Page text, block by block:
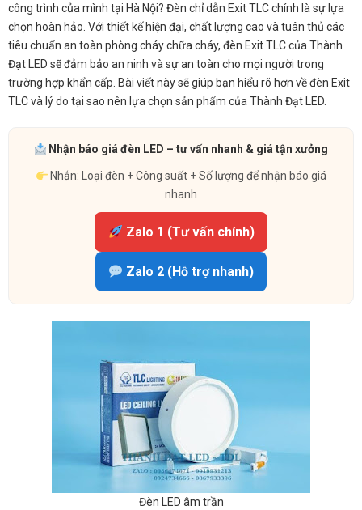
công trình của mình tại Hà Nội? Đèn chỉ dẫn Exit TLC chính là sự lựa
chọn hoàn hảo. Với thiết kế hiện đại, chất lượng cao và tuân thủ các
tiêu chuẩn an toàn phòng cháy chữa cháy, đèn Exit TLC của Thành
Đạt LED sẽ đảm bảo an ninh và sự an toàn cho mọi người trong
trường hợp khẩn cấp. Bài viết này sẽ giúp bạn hiểu rõ hơn về đèn Exit
TLC và lý do tại sao nên lựa chọn sản phẩm của Thành Đạt LED.
Nhận báo giá đèn LED – tư vấn nhanh & giá tận xưởng
Nhắn: Loại đèn + Công suất + Số lượng để nhận báo giá
nhanh
Zalo 1 (Tư vấn chính)
Zalo 2 (Hỗ trợ nhanh)
Đèn LED âm trần